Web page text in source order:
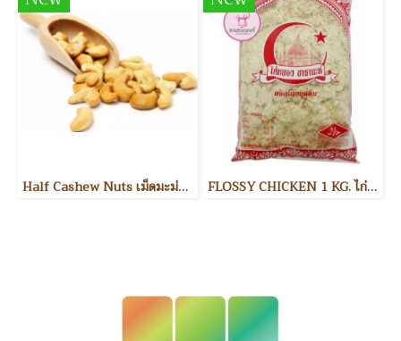
Half Cashew Nuts เม็ดมะม่วงหิมพานต์แบ่งครึ่ง FLOSSY CHICKEN 1 KG. ไก่หยอง